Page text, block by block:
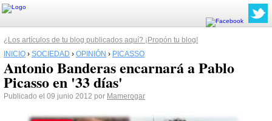
¿Los artículos de tu blog publicados aquí? ¡Propón tu blog!
INICIO › SOCIEDAD › OPINIÓN › PICASSO
Antonio Banderas encarnará a Pablo
Picasso en '33 días'
Publicado el 09 junio 2012 por Mamerogar